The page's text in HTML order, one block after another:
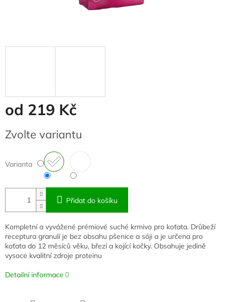
od 219 Kč
cena:
Zvolte variantu
Varianta
Přidat do košíku
Kompletní a vyvážené prémiové suché krmivo pro koťata. Drůbeží
receptura granulí je bez obsahu pšenice a sóji a je určena pro
koťata do 12 měsíců věku, březí a kojící kočky. Obsahuje jedině
vysoce kvalitní zdroje proteinu
Detailní informace